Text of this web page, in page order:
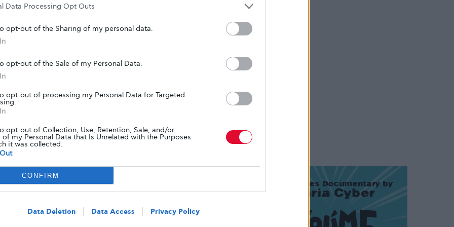
Data Processing Opt Outs
opt-out of the Sharing of my personal data.
opt-out of the Sale of my Personal Data.
opt-out of processing my Personal Data for Targeted
opt-out of Collection, Use, Retention, Sale, and/or
of my Personal Data that Is Unrelated with the Purposes
it was collected.
CONFIRM
Data Deletion Data Access Privacy Policy
και γυναικών στη διάρκεια μίας εβδομάδας.
ακολουθούσαν ένα πρόγραμμα ήπιας
υψηλότερα επίπεδα ημερήσιας ενεργειακής
με όσους έκαναν καθιστική ζωή.
ένα πιο έντονο πρόγραμμα γυμναστικής δεν
μεταφράζεται σε επιπλέον καύση ημερήσιων
αυτή, φάνηκε να καταναλώνουν τον ίδιο
που ακολουθούσαν ένα πρόγραμμα ήπιας
έρθει η ώρα να καταρριφθεί ο μύθος που
άσκηση να μεταφράζεται οπωσδήποτε σε
υγεία αλλά η πολλή άσκηση οδηγεί τον
την ενεργειακή του δαπάνη σε χαμηλότερα
είναι απολύτως ξεκάθαρη αλλά μπορεί να
που υφίσταται στο σώμα. Ωστόσο, το τι
όχι δεν είναι κάτι απόλυτο, σχετίζεται με τις